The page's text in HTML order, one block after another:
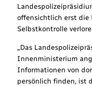
offensichtlich erst die
Selbstkontrolle
„Das
Innenministerium
Informationen von
persönlich finden, ist